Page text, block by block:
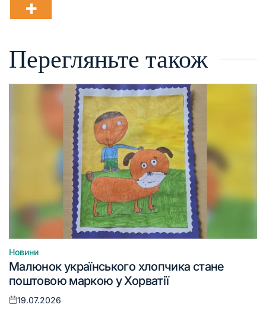
Перегляньте також
Опублікувати
у
Новини
Малюнок українського хлопчика стане
поштовою маркою у Хорватії
Оприлюднено
19.07.2026